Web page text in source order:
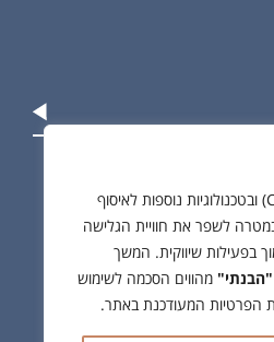
האתר עושה שימוש בעוגיות (Cookies) ובטכנולוגיות נוספות לאיסוף
לשפר את חוויית הגלישה
בפעילות שיווקית. המשך
"הבנתי" מהווים הסכמה לשימוש
הפרטיות המעודכנת באתר.
הפרטיות